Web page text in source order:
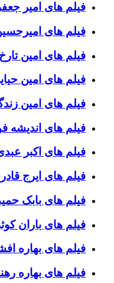
فیلم های امیر
فیلم های
فیلم های امین تارخ
فیلم های امین
فیلم های امین
فیلم های اندیشه
فیلم های اکبر
فیلم های ایرج
فیلم های بابک
فیلم های باران
فیلم های بهاره
فیلم های بهاره